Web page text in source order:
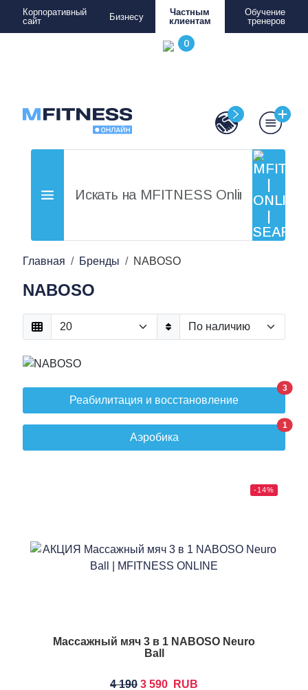
Корпоративный
сайт
Бизнесу
Частным
клиентам
Обучение
тренеров
Главная Бренды NABOSO
NABOSO
Реабилитация и восстановление
3
Аэробика
1
-14%
Массажный мяч 3 в 1 NABOSO Neuro
Ball
4 190 3 590 RUB